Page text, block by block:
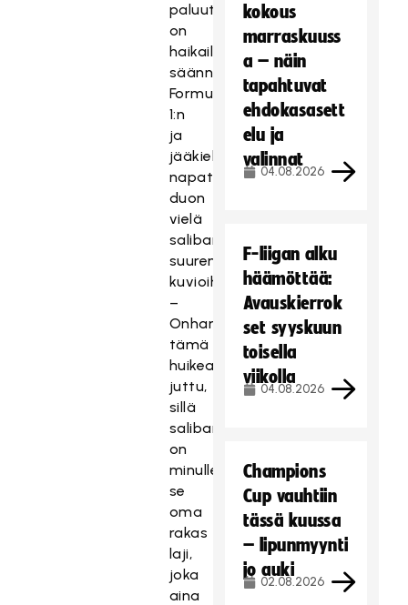
paluuta
on
haikailtu
säännöllisesti
Formula
1:n
ja
jääkiekon
napattua
duon
vielä
salibandyakin
suurempiin
kuvioihin.
–
Onhan
tämä
huikea
juttu,
sillä
salibandy
on
minulle
se
oma
rakas
laji,
joka
aina
kokous
marraskuuss
a – näin
tapahtuvat
ehdokasasett
elu ja
valinnat
04.08.2026
F-liigan alku
häämöttää:
Avauskierrok
set syyskuun
toisella
viikolla
04.08.2026
Champions
Cup vauhtiin
tässä kuussa
– lipunmyynti
jo auki
02.08.2026